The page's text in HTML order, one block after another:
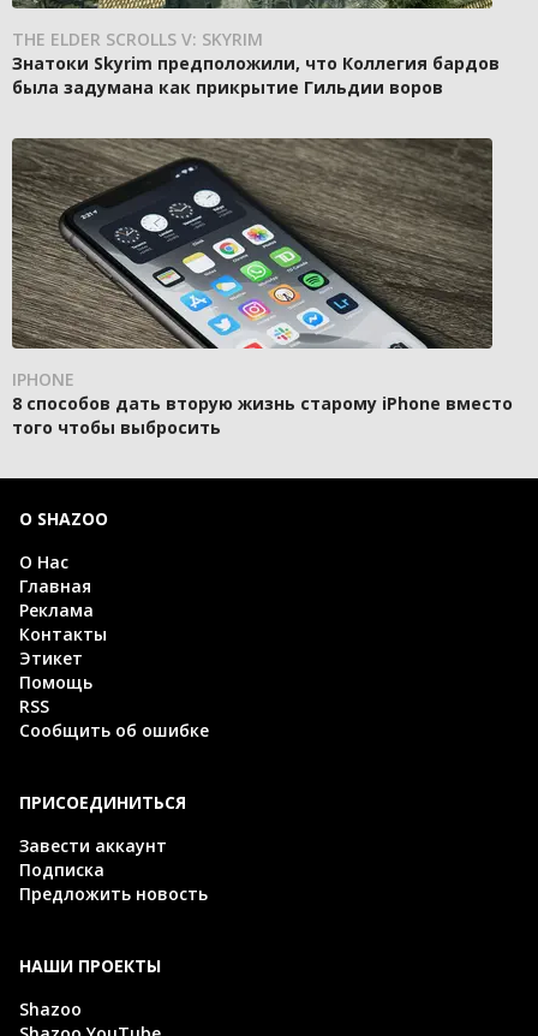
THE ELDER SCROLLS V: SKYRIM
Знатоки Skyrim предположили, что Коллегия бардов
была задумана как прикрытие Гильдии воров
IPHONE
8 способов дать вторую жизнь старому iPhone вместо
того чтобы выбросить
О SHAZOO
О Нас
Главная
Реклама
Контакты
Этикет
Помощь
RSS
Сообщить об ошибке
ПРИСОЕДИНИТЬСЯ
Завести аккаунт
Подписка
Предложить новость
НАШИ ПРОЕКТЫ
Shazoo